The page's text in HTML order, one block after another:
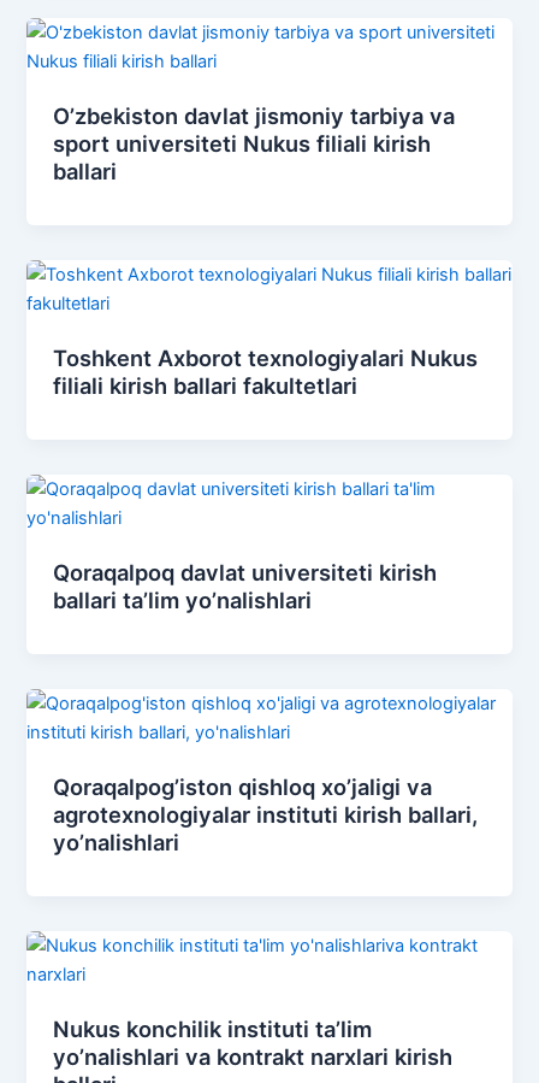
O’zbekiston davlat jismoniy tarbiya va
sport universiteti Nukus filiali kirish
ballari
Toshkent Axborot texnologiyalari Nukus
filiali kirish ballari fakultetlari
Qoraqalpoq davlat universiteti kirish
ballari ta’lim yo’nalishlari
Qoraqalpog’iston qishloq xo’jaligi va
agrotexnologiyalar instituti kirish ballari,
yo’nalishlari
Nukus konchilik instituti ta’lim
yo’nalishlari va kontrakt narxlari kirish